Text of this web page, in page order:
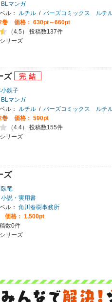
BLマンガ
ル：
ルチル / バーズコミックス ルチ
巻
価格： 630pt～660pt
（4.5） 投稿数137件
リーズ
ズ
小鉄子
BLマンガ
ル：
ルチル / バーズコミックス ルチ
巻
価格： 590pt
（4.4） 投稿数155件
リーズ
ズ
竜
小説・実用書
ル： 角川春樹事務所
価格： 1,500pt
数0件
リーズ